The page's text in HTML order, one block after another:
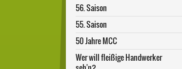
56. Saison
55. Saison
50 Jahre MCC
Wer will fleißige Handwerker